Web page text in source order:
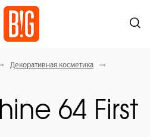
Декоративная косметика
64 First